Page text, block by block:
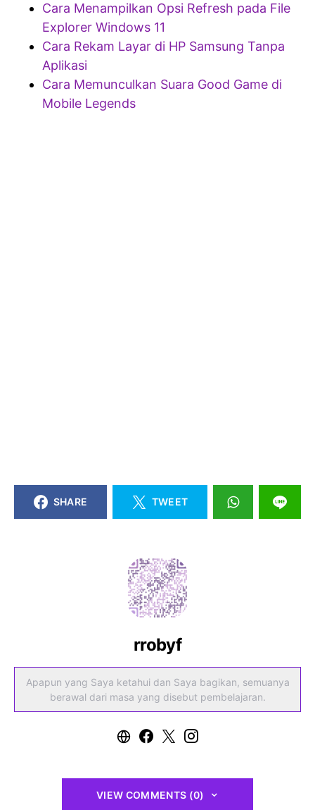
Cara Menampilkan Opsi Refresh pada File
Explorer Windows 11
Cara Rekam Layar di HP Samsung Tanpa
Aplikasi
Cara Memunculkan Suara Good Game di
Mobile Legends
SHARE TWEET
rrobyf
Apapun yang Saya ketahui dan Saya bagikan, semuanya
berawal dari masa yang disebut pembelajaran.
VIEW COMMENTS (0)